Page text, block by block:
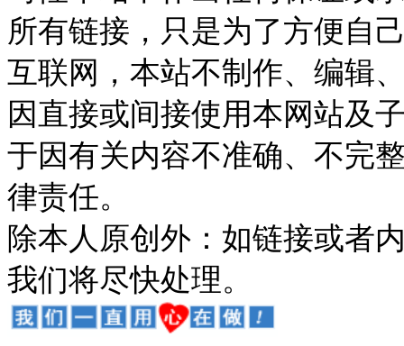
所有链接，只是为了方便自
互联网，本站不制作、编辑
因直接或间接使用本网站及
于因有关内容不准确、不完
律责任。
除本人原创外：如链接或者
我们将尽快处理。